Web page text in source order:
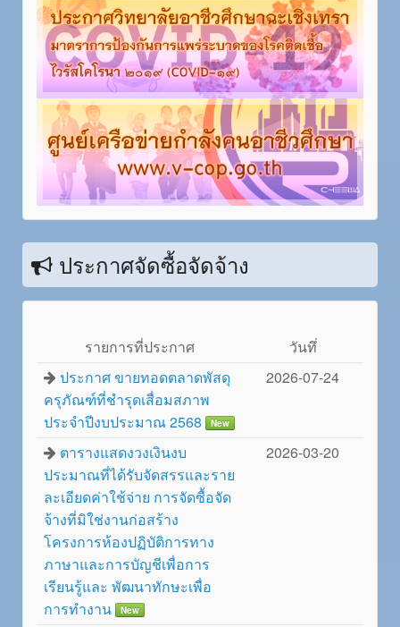
ประกาศจัดซื้อจัดจ้าง
รายการที่ประกาศ
วันทึ่
ประกาศ ขายทอดตลาดพัสดุ
ครุภัณฑ์ที่ชำรุดเสื่อมสภาพ
ประจำปีงบประมาณ 2568
New
2026-07-24
ตารางแสดงวงเงินงบ
ประมาณที่ได้รับจัดสรรและราย
ละเอียดค่าใช้จ่าย การจัดซื้อจัด
จ้างที่มิใช่งานก่อสร้าง
โครงการห้องปฏิบัติการทาง
ภาษาและการบัญชีเพื่อการ
เรียนรู้และ พัฒนาทักษะเพื่อ
การทำงาน
New
2026-03-20